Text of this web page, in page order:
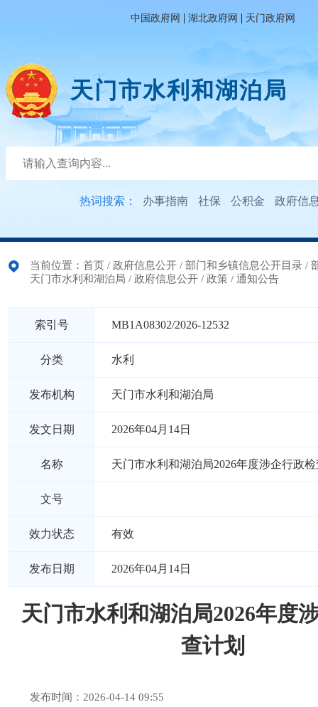
中国政府网 | 湖北政府网 | 天门政府网
天门市水利和湖泊局
热词搜索： 办事指南 社保 公积金 政府信
当前位置： 首页 / 政府信息公开 / 部门和乡镇信息公开目录 /
天门市水利和湖泊局 / 政府信息公开 / 政策 / 通知公告
索引号 MB1A08302/2026-12532
分类 水利
发布机构 天门市水利和湖泊局
发文日期 2026年04月14日
名称 天门市水利和湖泊局2026年度涉企行政
文号
效力状态 有效
发布日期 2026年04月14日
天门市水利和湖泊局2026年度
查计划
发布时间：2026-04-14 09:55